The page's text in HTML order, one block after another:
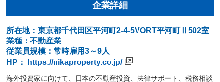
企業詳細
所在地：東京都千代田区平河町2-4-5VORT平河町Ⅱ502室
業種：不動産業
従業員規模：常時雇用3～9人
HP：
https://nikaproperty.co.jp/
海外投資家に向けて、日本の不動産投資、法律サポート、税務相談